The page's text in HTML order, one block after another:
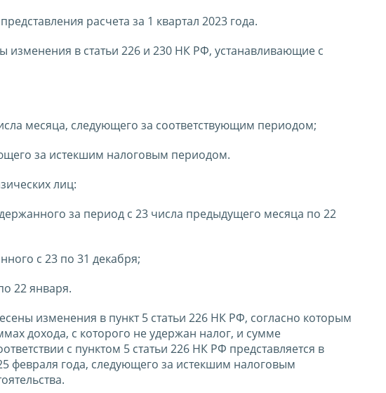
расчета за 1 квартал 2023 года.
в статьи 226 и 230 НК РФ, устанавливающие с
месяца, следующего за соответствующим периодом;
за истекшим налоговым периодом.
лиц:
за период с 23 числа предыдущего месяца по 22
с 23 по 31 декабря;
22 января.
изменения в пункт 5 статьи 226 НК РФ, согласно которым
дохода, с которого не удержан налог, и сумме
с пунктом 5 статьи 226 НК РФ представляется в
февраля года, следующего за истекшим налоговым